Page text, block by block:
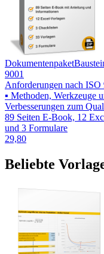
Dokumentenpaket
9001
Anforderungen nach ISO
▪ Methoden, Werkzeuge
Verbesserungen zum
89 Seiten E-Book, 12
und 3 Formulare
29,80
Beliebte